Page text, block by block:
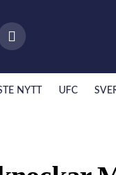
NYTT UFC